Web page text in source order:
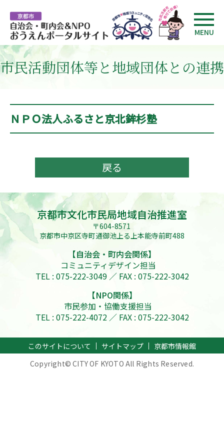
MENU
市民活動団体等と地域団体との連携
ＮＰＯ法人ふるさと京北鉾杉塾
戻る
京都市文化市民局地域自治推進室
〒604-8571
京都市中京区寺町通御池上る上本能寺前町488
【自治会・町内会関係】
コミュニティデザイン担当
TEL : 075-222-3049 ／ FAX : 075-222-3042
【NPO関係】
市民参加・協働支援担当
TEL : 075-222-4072 ／ FAX : 075-222-3042
このサイトについて サイトマップ
京都市情報館
Copyright© CITY OF KYOTO All Rights Reserved.